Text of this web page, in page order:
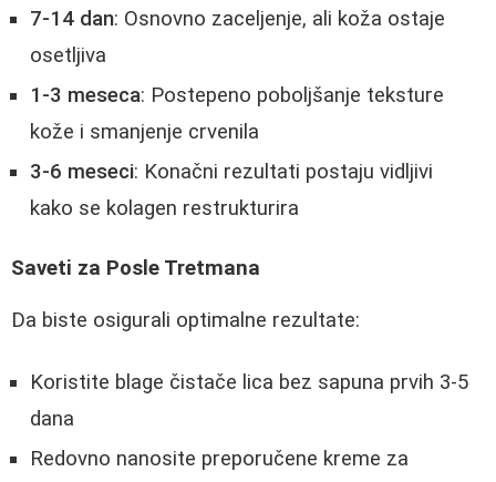
7-14 dan: Osnovno zaceljenje, ali koža ostaje
osetljiva
1-3 meseca: Postepeno poboljšanje teksture
kože i smanjenje crvenila
3-6 meseci: Konačni rezultati postaju vidljivi
kako se kolagen restrukturira
Saveti za Posle Tretmana
Da biste osigurali optimalne rezultate:
Koristite blage čistače lica bez sapuna prvih 3-5
dana
Redovno nanosite preporučene kreme za